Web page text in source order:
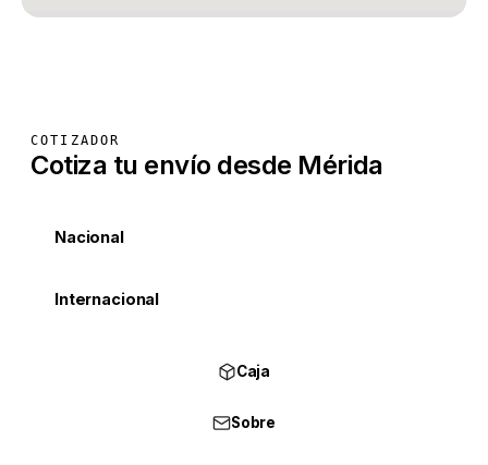
COTIZADOR
Cotiza tu envío desde Mérida
Nacional
Internacional
Caja
Sobre